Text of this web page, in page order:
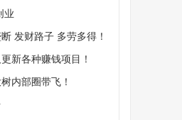
业
发财路子 多劳多得！
新各种赚钱项目！
内部圈带飞！